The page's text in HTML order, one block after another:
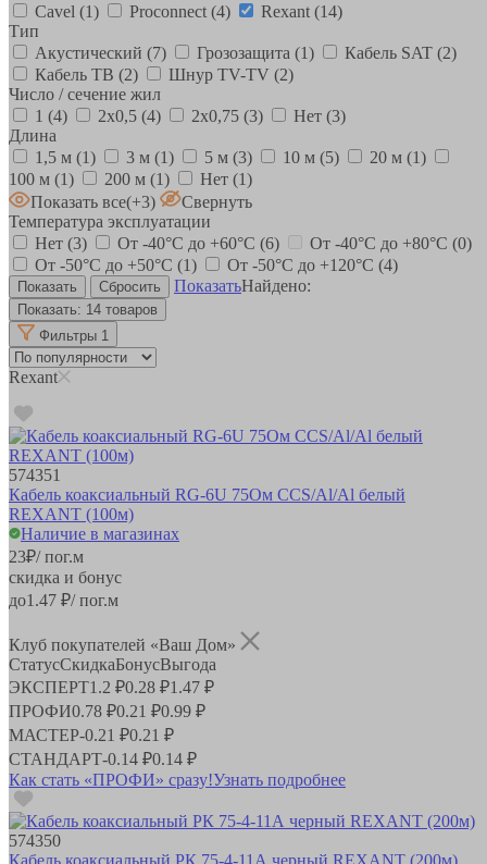
Cavel (1) Proconnect (4) Rexant (14)
Тип
Акустический (7) Грозозащита (1) Кабель SAT (2)
Кабель ТВ (2) Шнур TV-TV (2)
Число / сечение жил
1 (4) 2х0,5 (4) 2х0,75 (3) Нет (3)
Длина
1,5 м (1) 3 м (1) 5 м (3) 10 м (5) 20 м (1)
100 м (1) 200 м (1) Нет (1)
Показать все(+3)
Свернуть
Температура эксплуатации
Нет (3) От -40°С до +60°С (6) От -40°С до +80°С (0)
От -50°С до +50°C (1) От -50°С до +120°C (4)
ПоказатьНайдено:
Показать: 14 товаров
Фильтры 1
Rexant
574351
Кабель коаксиальный RG-6U 75Ом CCS/Al/Al белый
REXANT (100м)
Наличие в магазинах
23₽/ пог.м
скидка и бонус
до1.47 ₽/ пог.м
Клуб покупателей «Ваш Дом»
СтатусСкидкаБонусВыгода
ЭКСПЕРТ1.2 ₽0.28 ₽1.47 ₽
ПРОФИ0.78 ₽0.21 ₽0.99 ₽
МАСТЕР-0.21 ₽0.21 ₽
СТАНДАРТ-0.14 ₽0.14 ₽
Как стать «ПРОФИ» сразу!Узнать подробнее
574350
Кабель коаксиальный РК 75-4-11А черный REXANT (200м)